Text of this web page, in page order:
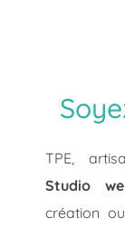
TPE,
Studio
création